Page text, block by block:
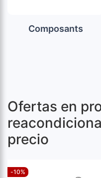
Composants
Ofertas en
precio
-10%